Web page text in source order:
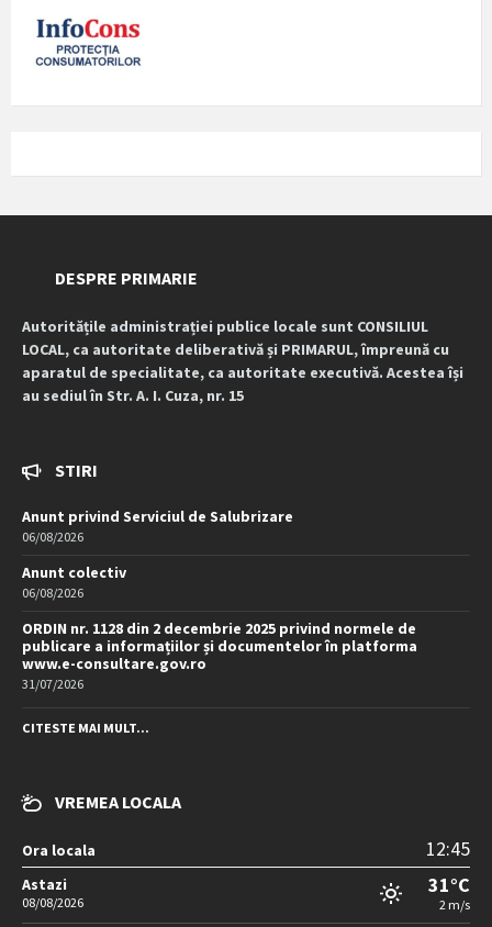
DESPRE PRIMARIE
Autoritățile administrației publice locale sunt CONSILIUL
LOCAL, ca autoritate deliberativă și PRIMARUL, împreună cu
aparatul de specialitate, ca autoritate executivă. Acestea își
au sediul în Str. A. I. Cuza, nr. 15
STIRI
Anunt privind Serviciul de Salubrizare
06/08/2026
Anunt colectiv
06/08/2026
ORDIN nr. 1128 din 2 decembrie 2025 privind normele de
publicare a informațiilor și documentelor în platforma
www.e-consultare.gov.ro
31/07/2026
CITESTE MAI MULT...
VREMEA LOCALA
Ora locala 12:45
Astazi
08/08/2026
31°C
2 m/s